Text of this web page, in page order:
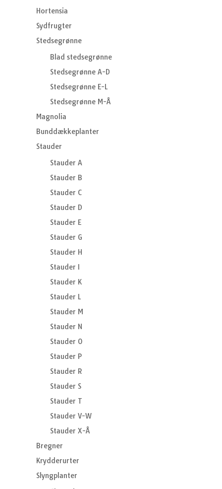
Hortensia
Sydfrugter
Stedsegrønne
Blad stedsegrønne
Stedsegrønne A-D
Stedsegrønne E-L
Stedsegrønne M-Å
Magnolia
Bunddækkeplanter
Stauder
Stauder A
Stauder B
Stauder C
Stauder D
Stauder E
Stauder G
Stauder H
Stauder I
Stauder K
Stauder L
Stauder M
Stauder N
Stauder O
Stauder P
Stauder R
Stauder S
Stauder T
Stauder V-W
Stauder X-Å
Bregner
Krydderurter
Slyngplanter